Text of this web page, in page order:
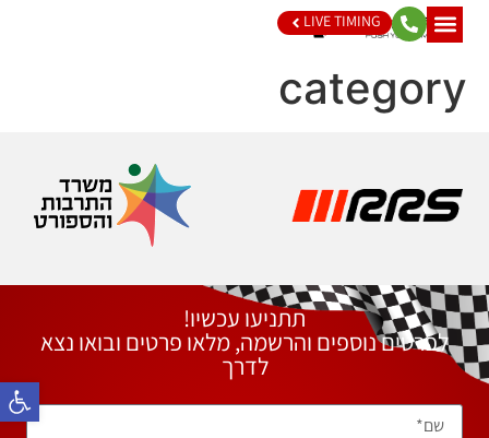
LIVE TIMING
category
תתניעו עכשיו!
לפרטים נוספים והרשמה, מלאו פרטים ובואו נצא
לדרך